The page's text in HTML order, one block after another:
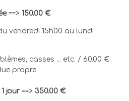
==>150.00 €
vendredi 15h00 au lundi
casses ... etc. / 60.00 €
propre
1 jour==> 350.00 €